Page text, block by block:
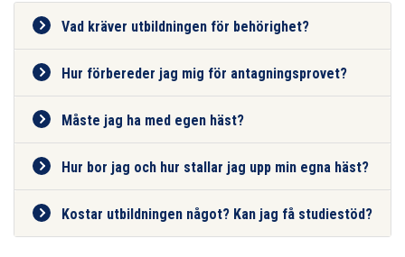
Vad kräver utbildningen för behörighet?
Hur förbereder jag mig för antagningsprovet?
Måste jag ha med egen häst?
Hur bor jag och hur stallar jag upp min egna häst?
Kostar utbildningen något? Kan jag få studiestöd?